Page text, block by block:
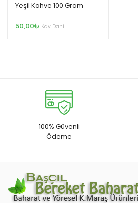
Yeşil Kahve 100 Gram
50,00₺ Kdv Dahil
100% Güvenli
Ödeme